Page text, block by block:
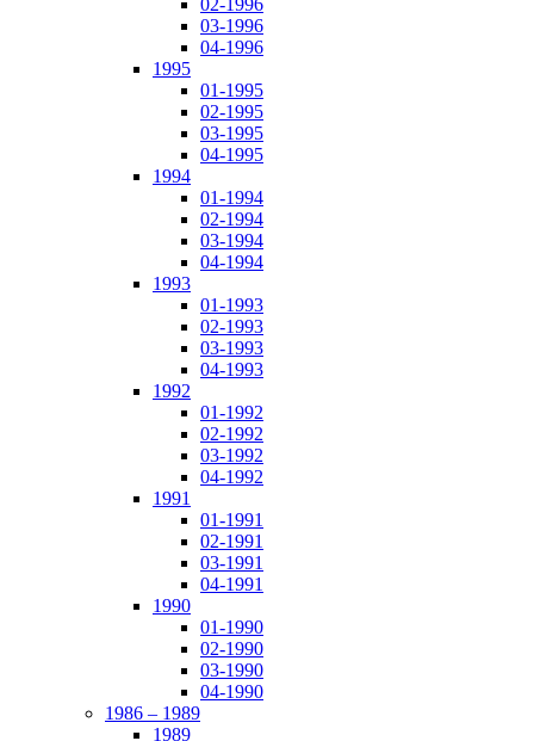
02-1996
03-1996
04-1996
1995
01-1995
02-1995
03-1995
04-1995
1994
01-1994
02-1994
03-1994
04-1994
1993
01-1993
02-1993
03-1993
04-1993
1992
01-1992
02-1992
03-1992
04-1992
1991
01-1991
02-1991
03-1991
04-1991
1990
01-1990
02-1990
03-1990
04-1990
1986 – 1989
1989